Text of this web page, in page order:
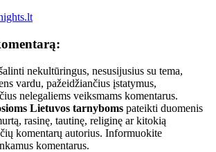
nekultūringus, nesusijusius su tema,
vardu, pažeidžiančius įstatymus,
nelegaliems veiksmams komentarus.
Lietuvos tarnyboms pateikti duomenis
rasinę, tautinę, religinę ar kitokią
komentarų autorius. Informuokite
komentarus.